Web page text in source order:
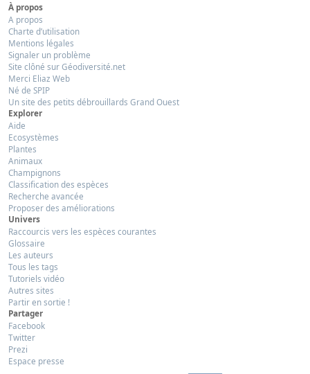
À propos
A propos
Charte d’utilisation
Mentions légales
Signaler un problème
Site clôné sur Géodiversité.net
Merci Eliaz Web
Né de SPIP
Un site des petits débrouillards Grand Ouest
Explorer
Aide
Ecosystèmes
Plantes
Animaux
Champignons
Classification des espèces
Recherche avancée
Proposer des améliorations
Univers
Raccourcis vers les espèces courantes
Glossaire
Les auteurs
Tous les tags
Tutoriels vidéo
Autres sites
Partir en sortie !
Partager
Facebook
Twitter
Prezi
Espace presse